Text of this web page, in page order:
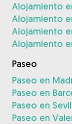
Alojamiento
Alojamiento
Alojamiento
Alojamiento
Paseo
Paseo en
Paseo en
Paseo en
Paseo en